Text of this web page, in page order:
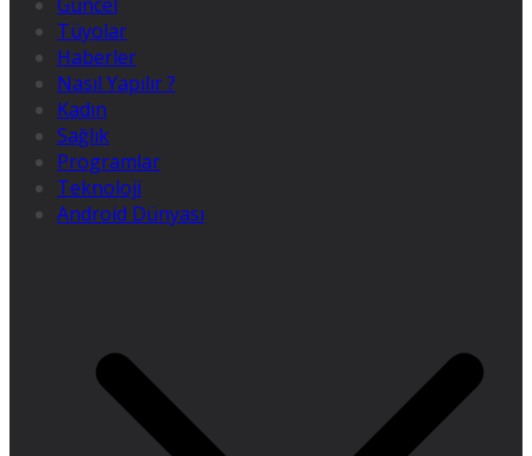
Tüyolar
Haberler
Nasıl Yapılır ?
Kadın
Sağlık
Programlar
Teknoloji
Android Dünyası